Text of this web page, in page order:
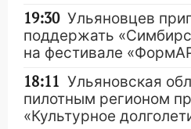
19:30 Ульяновцев
поддержать
на фестивале
18:11 Ульяновская
пилотным регионом
«Культурное